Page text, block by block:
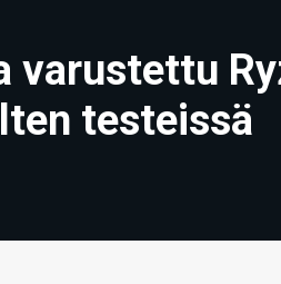
varustettu
testeissä